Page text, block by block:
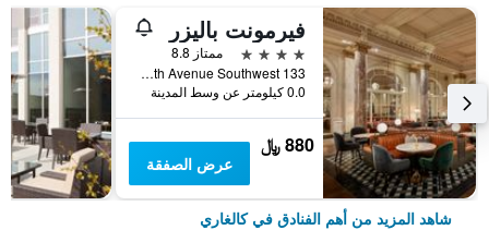
فيرمونت باليزر
4 نجوم
ممتاز 8.8
133 9th Avenue Southwest, كالغاري, AB, كندا
0.0 كيلومتر عن وسط المدينة
880 ﷼
عرض الصفقة
شاهد المزيد من أهم الفنادق في كالغاري